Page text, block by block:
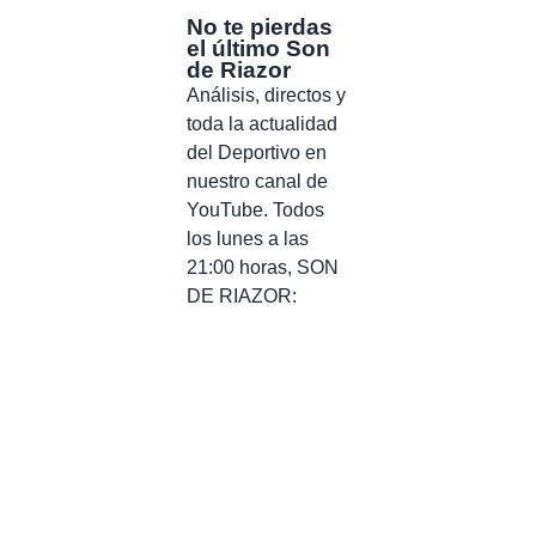
No te pierdas
el último Son
de Riazor
Análisis, directos y
toda la actualidad
del Deportivo en
nuestro canal de
YouTube. Todos
los lunes a las
21:00 horas, SON
DE RIAZOR: